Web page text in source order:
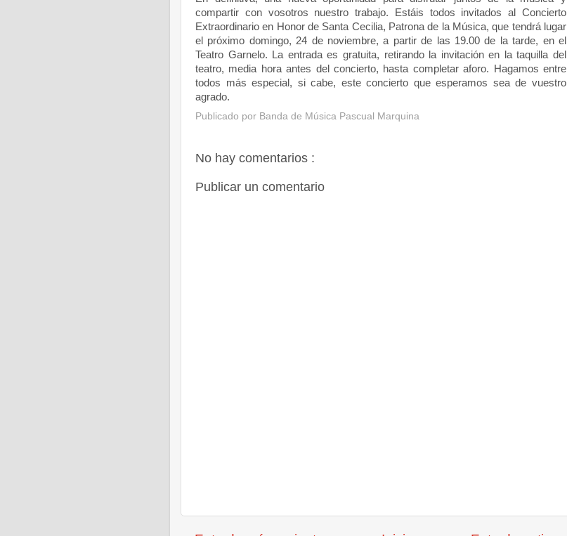
compartir con vosotros nuestro trabajo. Estáis todos invitados al Concierto
Extraordinario en Honor de Santa Cecilia, Patrona de la Música, que tendrá lugar
el próximo domingo, 24 de noviembre, a partir de las 19.00 de la tarde, en el
Teatro Garnelo. La entrada es gratuita, retirando la invitación en la taquilla del
teatro, media hora antes del concierto, hasta completar aforo. Hagamos entre
todos más especial, si cabe, este concierto que esperamos sea de vuestro
agrado.
Publicado por Banda de Música Pascual Marquina
No hay comentarios :
Publicar un comentario